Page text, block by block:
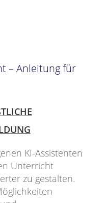
– Anleitung für
KI-Assistenten
Unterricht
zu gestalten.